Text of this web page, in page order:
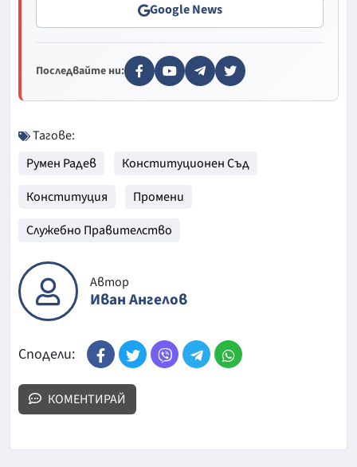
Google News
Последвайте ни:
Тагове:
Румен Радев
Конституционен Съд
Конституция
Промени
Служебно Правителство
Автор
Иван Ангелов
Сподели:
КОМЕНТИРАЙ